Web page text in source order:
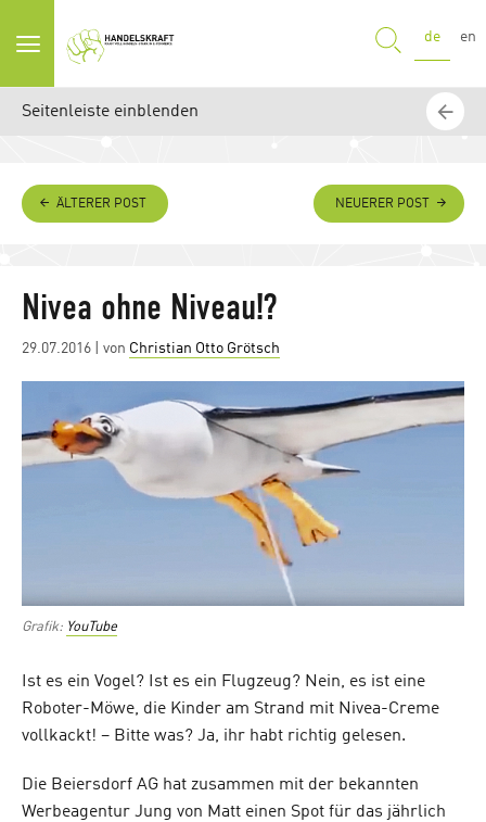
SUCHEde en
ÄLTERER POST NEUERER POST
Nivea ohne Niveau!?
Posted
29.07.2016 | von Christian Otto Grötsch
Grafik: YouTube
Ist es ein Vogel? Ist es ein Flugzeug? Nein, es ist eine
Roboter-Möwe, die Kinder am Strand mit Nivea-Creme
vollkackt! – Bitte was? Ja, ihr habt richtig gelesen.
Die Beiersdorf AG hat zusammen mit der bekannten
Werbeagentur Jung von Matt einen Spot für das jährlich
Seitenleiste einblenden